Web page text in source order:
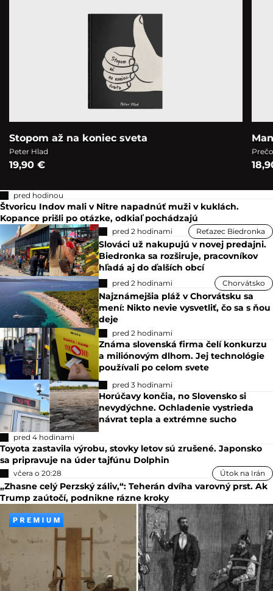
Stopom až na koniec sveta
Peter Hlad
19,90 €
pred hodinou
Štvoricu Indov mali v Nitre napadnúť muži v kuklách.
Kopance prišli po otázke, odkiaľ pochádzajú
pred 2 hodinami Reťazec Biedronka
Slováci už nakupujú v novej predajni.
Biedronka sa rozširuje, pracovníkov
hľadá aj do ďalších obcí
pred 2 hodinami Chorvátsko
Najznámejšia pláž v Chorvátsku sa
mení: Nikto nevie vysvetliť, čo sa s ňou
deje
pred 2 hodinami
Známa slovenská firma čelí konkurzu
a miliónovým dlhom. Jej technológie
používali po celom svete
pred 3 hodinami
Horúčavy končia, no Slovensko si
nevydýchne. Ochladenie vystrieda
návrat tepla a extrémne sucho
pred 4 hodinami
Toyota zastavila výrobu, stovky letov sú zrušené. Japonsko
sa pripravuje na úder tajfúnu Dolphin
včera o 20:28 Útok na Irán
„Zhasne celý Perzský záliv,“: Teherán dvíha varovný prst. Ak
Trump zaútočí, podnikne rázne kroky